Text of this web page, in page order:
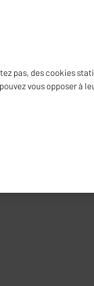
Ajouter
pas, des cookies
vous opposer à